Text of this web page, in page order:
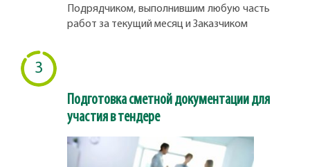
Подрядчиком, выполнившим любую часть
работ за текущий месяц и Заказчиком
3
Подготовка сметной документации для
участия в тендере